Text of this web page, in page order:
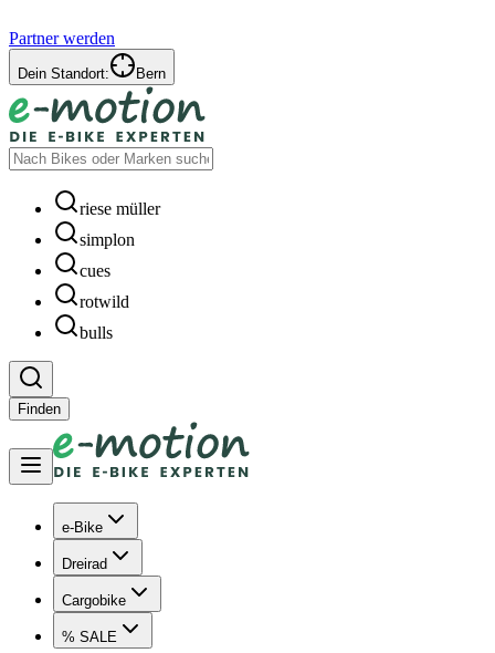
Partner werden
Dein Standort: Bern
riese müller
simplon
cues
rotwild
bulls
Finden
e-Bike
Dreirad
Cargobike
% SALE